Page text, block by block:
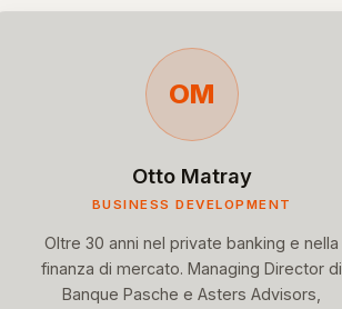
OM
Otto Matray
BUSINESS DEVELOPMENT
Oltre 30 anni nel private banking e nella
finanza di mercato. Managing Director di
Banque Pasche e Asters Advisors,